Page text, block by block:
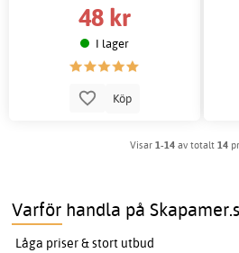
48 kr
I lager
Köp
Visar 1-14 av totalt 14
Varför handla på
Låga priser & stort utbud